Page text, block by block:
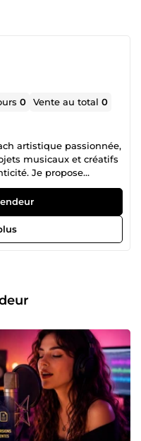
0 Vente au total0
artistique passionnée,
musicaux et créatifs
Je propose
de l’interprétation et
et textes
retours et
à votre niveau et à
pour échanger sur votre